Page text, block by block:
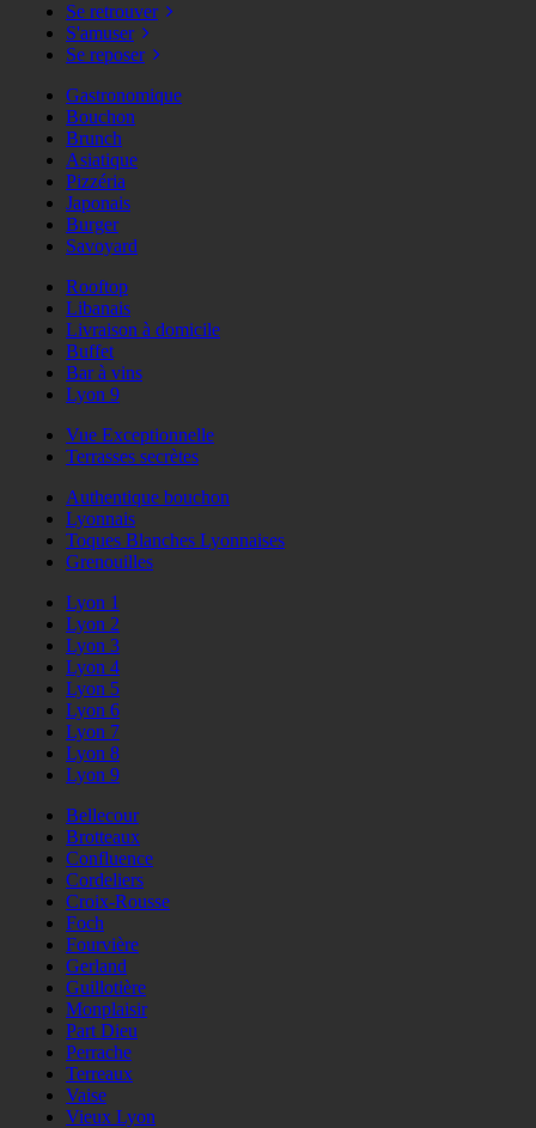
Se retrouver
S'amuser
Se reposer
Gastronomique
Bouchon
Brunch
Asiatique
Pizzéria
Japonais
Burger
Savoyard
Rooftop
Libanais
Livraison à domicile
Buffet
Bar à vins
Lyon 9
Vue Exceptionnelle
Terrasses secrètes
Authentique bouchon
Lyonnais
Toques Blanches Lyonnaises
Grenouilles
Lyon 1
Lyon 2
Lyon 3
Lyon 4
Lyon 5
Lyon 6
Lyon 7
Lyon 8
Lyon 9
Bellecour
Brotteaux
Confluence
Cordeliers
Croix-Rousse
Foch
Fourvière
Gerland
Guillotière
Monplaisir
Part Dieu
Perrache
Terreaux
Vaise
Vieux Lyon